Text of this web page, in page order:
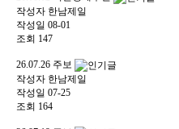
작성자 한남제일
작성일 08-01
조회 147
26.07.26 주보
작성자 한남제일
작성일 07-25
조회 164